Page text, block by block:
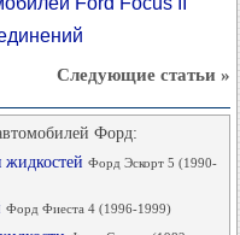
Следующие статьи »
Форд:
Форд Эскорт 5 (1990-
Форд Фиеста 4 (1996-1999)